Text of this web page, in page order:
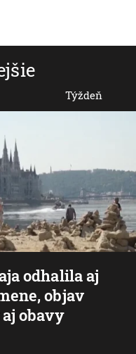
odhalila aj
objav
obavy
Týždeň